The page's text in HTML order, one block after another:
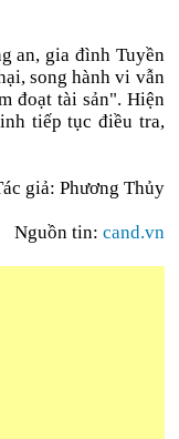
an, gia đình Tuyền
song hành vi vẫn
đoạt tài sản". Hiện
tiếp tục điều tra,
giả: Phương Thủy
Nguồn tin: cand.vn